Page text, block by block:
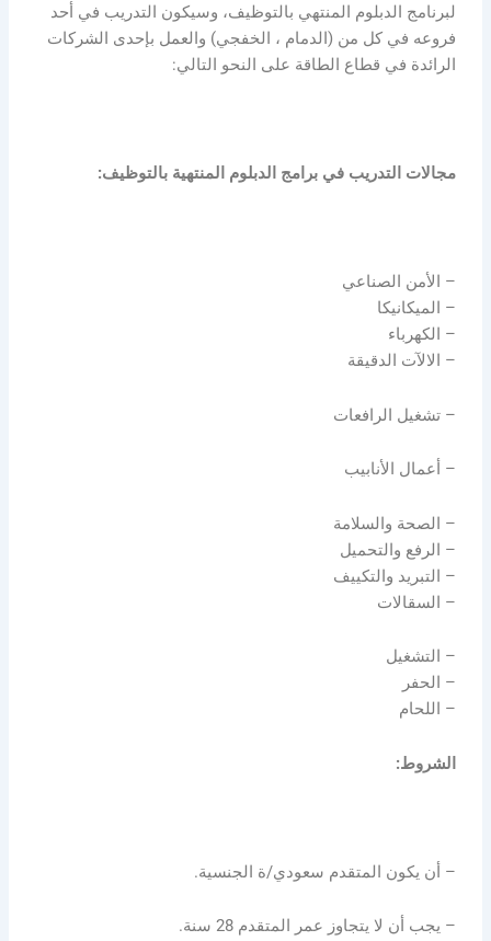
لبرنامج الدبلوم المنتهي بالتوظيف، وسيكون التدريب في أحد
فروعه في كل من (الدمام ، الخفجي) والعمل بإحدى الشركات
الرائدة في قطاع الطاقة على النحو التالي:
مجالات التدريب في برامج الدبلوم المنتهية بالتوظيف:
– الأمن الصناعي
– الميكانيكا
– الكهرباء
– الالآت الدقيقة
– تشغيل الرافعات
– أعمال الأنابيب
– الصحة والسلامة
– الرفع والتحميل
– التبريد والتكييف
– السقالات
– التشغيل
– الحفر
– اللحام
الشروط:
– أن يكون المتقدم سعودي/ة الجنسية.
– يجب أن لا يتجاوز عمر المتقدم 28 سنة.